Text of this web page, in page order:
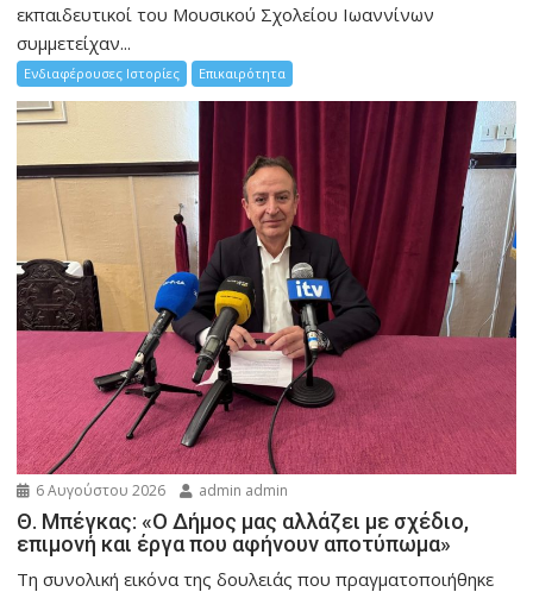
εκπαιδευτικοί του Μουσικού Σχολείου Ιωαννίνων
συμμετείχαν...
Ενδιαφέρουσες Ιστορίες Επικαιρότητα
6 Αυγούστου 2026 admin admin
Θ. Μπέγκας: «Ο Δήμος μας αλλάζει με σχέδιο,
επιμονή και έργα που αφήνουν αποτύπωμα»
Τη συνολική εικόνα της δουλειάς που πραγματοποιήθηκε